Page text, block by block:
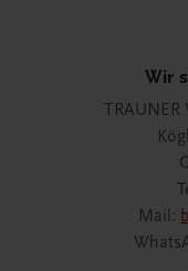
Wir
TRAUNER
Mail: